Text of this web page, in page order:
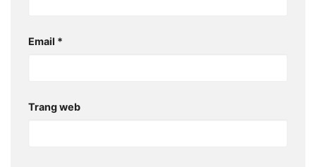
Email *
Trang web